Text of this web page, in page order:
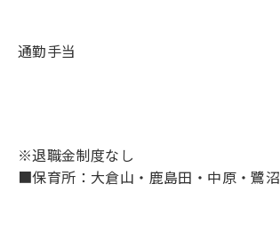
通勤手当
※退職金制度なし
■保育所：大倉山・鹿島田・中原・鷺沼